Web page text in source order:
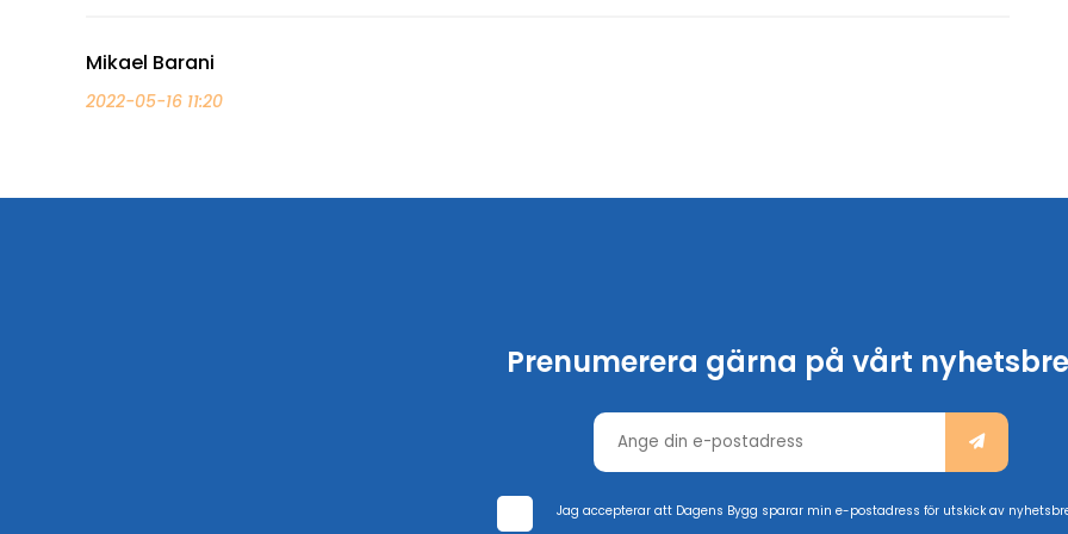
Mikael Barani
2022-05-16 11:20
Prenumerera gärna på vårt
Jag accepterar att Dagens Bygg sparar min e-postadress för utskick av